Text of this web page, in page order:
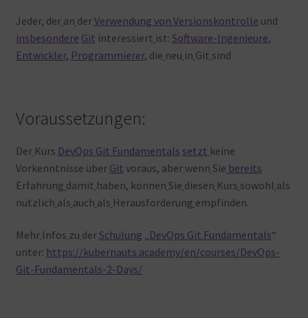
Jeder, der an derVerwendung von Versionskontrolle und
insbesondere Git interessiert ist: Software-Ingenieure,
Entwickler, Programmierer, die neu in Git sind
Voraussetzungen:
Der Kurs DevOps Git Fundamentals setzt keine
Vorkenntnisse über Git voraus, aber wenn Sie bereits
Erfahrung damit haben, können Sie diesen Kurs sowohl als
nützlich als auch als Herausforderung empfinden.
Mehr Infos zu derSchulung „DevOps Git Fundamentals“
unter: https://kubernauts.academy/en/courses/DevOps-
Git-Fundamentals-2-Days/